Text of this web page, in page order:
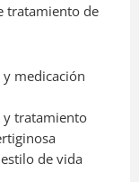
tratamiento de
medicación
y tratamiento
de vida